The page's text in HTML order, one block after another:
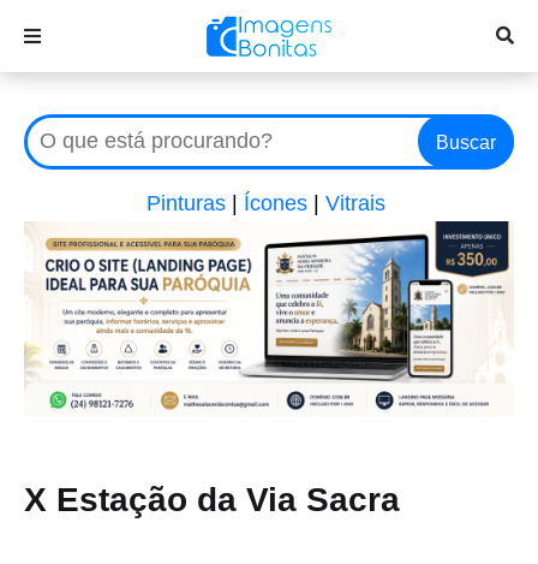
Buscar
Pinturas Ícones Vitrais
X Estação da Via Sacra